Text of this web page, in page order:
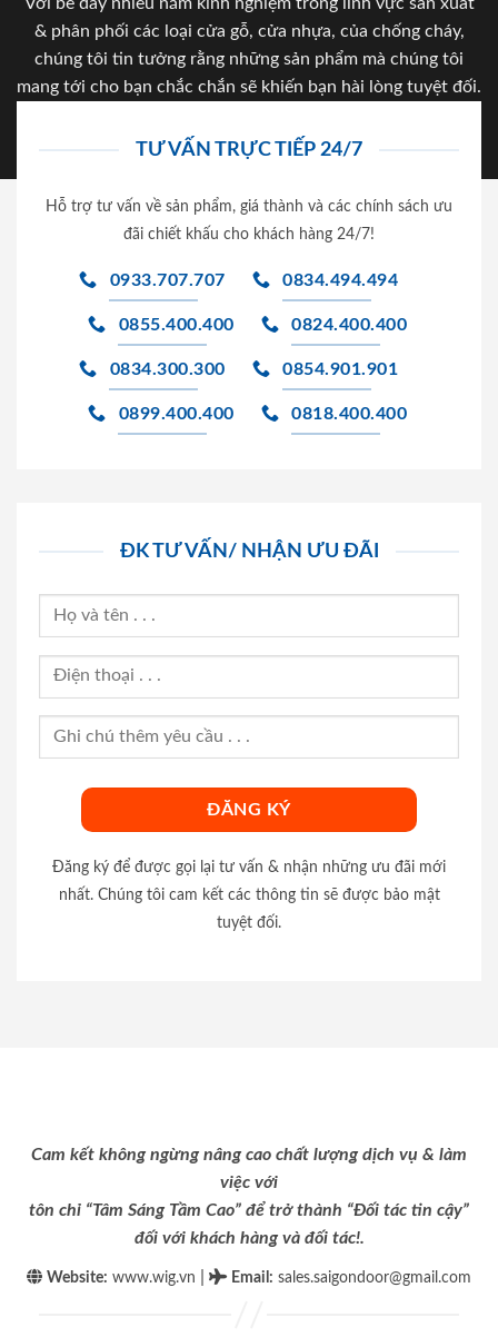
Với bề dày nhiều năm kinh nghiệm trong lĩnh vực sản xuất
& phân phối các loại cửa gỗ, cửa nhựa, của chống cháy,
chúng tôi tin tưởng rằng những sản phẩm mà chúng tôi
mang tới cho bạn chắc chắn sẽ khiến bạn hài lòng tuyệt đối.
TƯ VẤN TRỰC TIẾP 24/7
Hỗ trợ tư vấn về sản phẩm, giá thành và các chính sách ưu
đãi chiết khấu cho khách hàng 24/7!
0933.707.707 0834.494.494
0855.400.400 0824.400.400
0834.300.300 0854.901.901
0899.400.400 0818.400.400
ĐK TƯ VẤN/ NHẬN ƯU ĐÃI
Đăng ký để được gọi lại tư vấn & nhận những ưu đãi mới
nhất. Chúng tôi cam kết các thông tin sẽ được bảo mật
tuyệt đối.
Cam kết không ngừng nâng cao chất lượng dịch vụ & làm
việc với
tôn chỉ “Tâm Sáng Tầm Cao” để trở thành “Đối tác tin cậy”
đối với khách hàng và đối tác!.
Website: www.wig.vn Email : sales.saigondoor@gmail.com